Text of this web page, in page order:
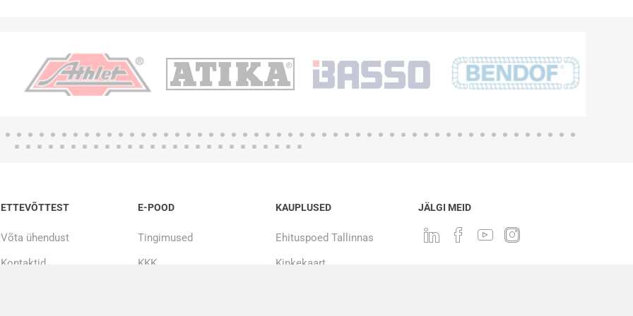
ETTEVÕTTEST
Võta ühendust
Kontaktid
E-POOD
Tingimused
KKK
KAUPLUSED
Ehituspoed Tallinnas
Kinkekaart
JÄLGI MEID